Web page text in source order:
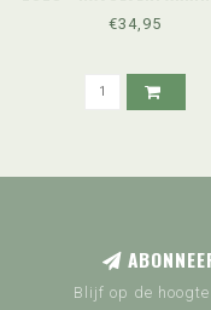
LITER
€34,95
Blijf op de